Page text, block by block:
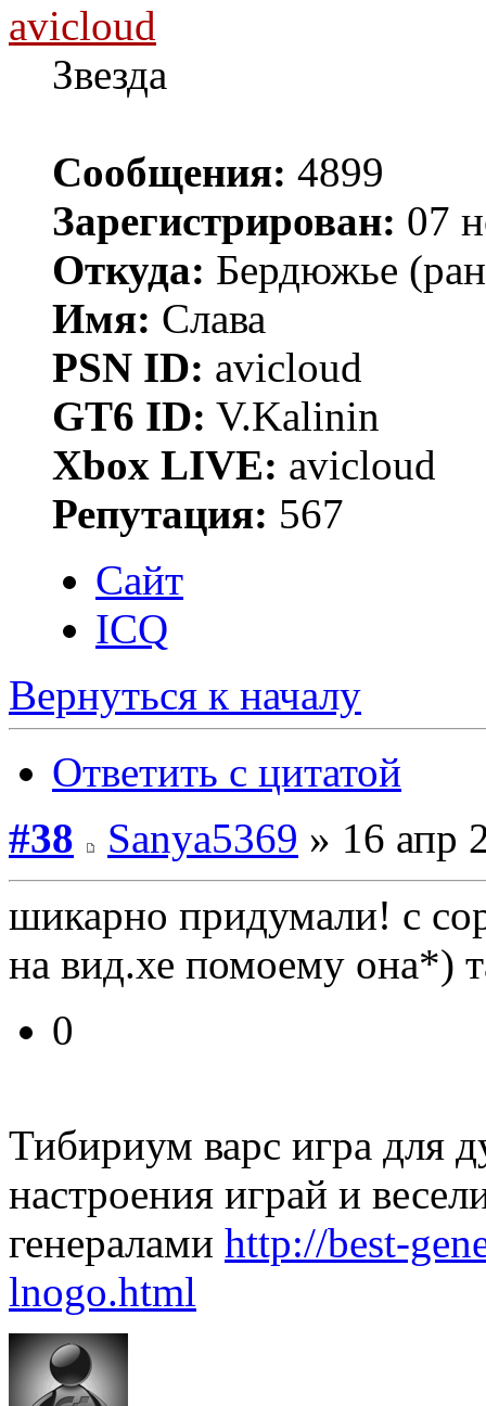
avicloud
Звезда
Сообщения: 4899
Зарегистрирован: 07
Откуда: Бердюжье
Имя: Слава
PSN ID: avicloud
GT6 ID: V.Kalinin
Xbox LIVE: avicloud
Репутация: 567
Сайт
ICQ
Вернуться к началу
Ответить с цитатой
#38
Sanya5369 » 16 апр
шикарно придумали! с
на вид.хе помоему она*)
0
Тибириум варс игра для
настроения играй и
генералами http://best-
lnogo.html